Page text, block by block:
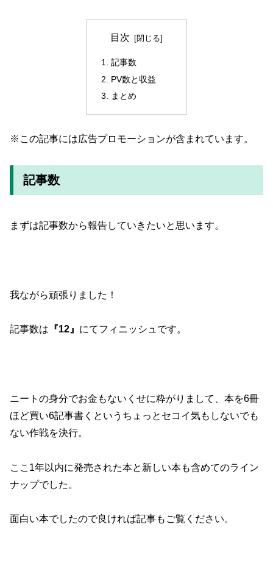
目次
記事数
PV数と収益
まとめ
※この記事には広告プロモーションが含まれています。
記事数
まずは記事数から報告していきたいと思います。
我ながら頑張りました！
記事数は 『12』 にてフィニッシュです。
ニートの身分でお金もないくせに粋がりまして、本を6冊
ほど買い6記事書くというちょっとセコイ気もしないでも
ない作戦を決行。
ここ1年以内に発売された本と新しい本も含めてのライン
ナップでした。
面白い本でしたので良ければ記事もご覧ください。